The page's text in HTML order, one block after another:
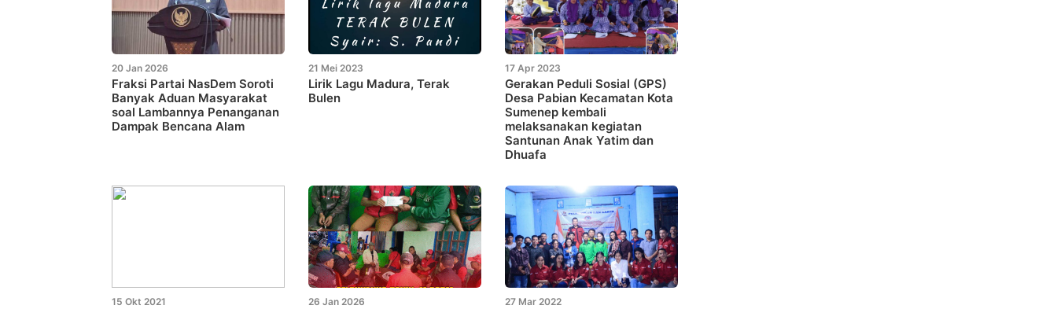
20 Jan 2026
Fraksi Partai NasDem Soroti
Banyak Aduan Masyarakat
soal Lambannya Penanganan
Dampak Bencana Alam
21 Mei 2023
Lirik Lagu Madura, Terak
Bulen
17 Apr 2023
Gerakan Peduli Sosial (GPS)
Desa Pabian Kecamatan Kota
Sumenep kembali
melaksanakan kegiatan
Santunan Anak Yatim dan
Dhuafa
15 Okt 2021 26 Jan 2026 27 Mar 2022